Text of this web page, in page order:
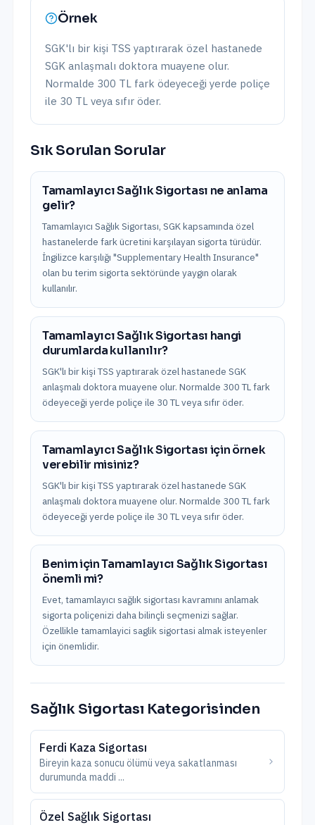
Örnek
SGK'lı bir kişi TSS yaptırarak özel hastanede
SGK anlaşmalı doktora muayene olur.
Normalde 300 TL fark ödeyeceği yerde poliçe
ile 30 TL veya sıfır öder.
Sık Sorulan Sorular
Tamamlayıcı Sağlık Sigortası ne anlama
gelir?
Tamamlayıcı Sağlık Sigortası, SGK kapsamında özel
hastanelerde fark ücretini karşılayan sigorta türüdür.
İngilizce karşılığı "Supplementary Health Insurance"
olan bu terim sigorta sektöründe yaygın olarak
kullanılır.
Tamamlayıcı Sağlık Sigortası hangi
durumlarda kullanılır?
SGK'lı bir kişi TSS yaptırarak özel hastanede SGK
anlaşmalı doktora muayene olur. Normalde 300 TL fark
ödeyeceği yerde poliçe ile 30 TL veya sıfır öder.
Tamamlayıcı Sağlık Sigortası için örnek
verebilir misiniz?
SGK'lı bir kişi TSS yaptırarak özel hastanede SGK
anlaşmalı doktora muayene olur. Normalde 300 TL fark
ödeyeceği yerde poliçe ile 30 TL veya sıfır öder.
Benim için Tamamlayıcı Sağlık Sigortası
önemli mi?
Evet, tamamlayıcı sağlık sigortası kavramını anlamak
sigorta poliçenizi daha bilinçli seçmenizi sağlar.
Özellikle tamamlayici saglik sigortasi almak isteyenler
için önemlidir.
Sağlık Sigortası Kategorisinden
Ferdi Kaza Sigortası
Bireyin kaza sonucu ölümü veya sakatlanması
durumunda maddi ...
Özel Sağlık Sigortası